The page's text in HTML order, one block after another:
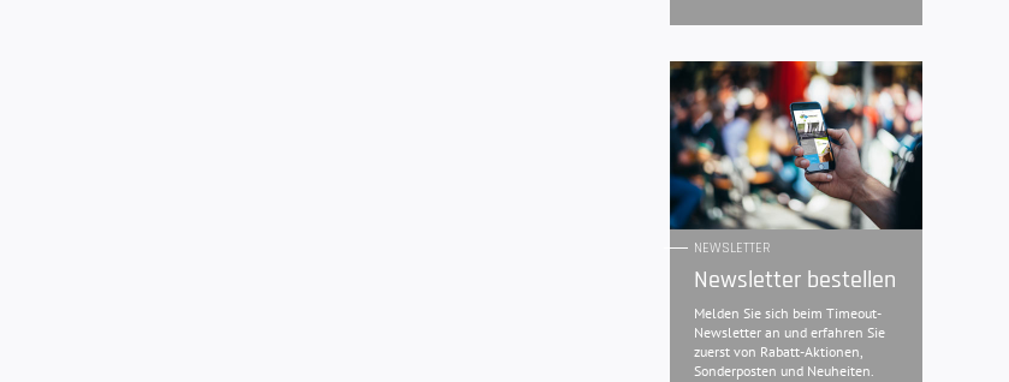
NEWSLETTER
Newsletter bestellen
Melden Sie sich beim Timeout-
Newsletter an und erfahren Sie
zuerst von Rabatt-Aktionen,
Sonderposten und Neuheiten.